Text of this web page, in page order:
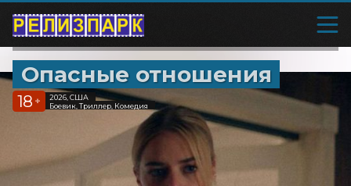
Опасные отношения
18 +
2026, США
Боевик, Триллер, Комедия